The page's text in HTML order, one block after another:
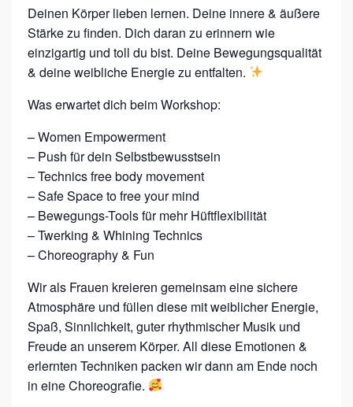
L
Deinen Körper lieben lernen. Deine innere & äußere
Stärke zu finden. Dich daran zu erinnern wie
einzigartig und toll du bist. Deine Bewegungsqualität
& deine weibliche Energie zu entfalten.
Was erwartet dich beim Workshop:
– Women Empowerment
– Push für dein Selbstbewusstsein
– Technics free body movement
– Safe Space to free your mind
– Bewegungs-Tools für mehr Hüftflexibilität
– Twerking & Whining Technics
– Choreography & Fun
Wir als Frauen kreieren gemeinsam eine sichere
Atmosphäre und füllen diese mit weiblicher Energie,
Spaß, Sinnlichkeit, guter rhythmischer Musik und
Freude an unserem Körper. All diese Emotionen &
erlernten Techniken packen wir dann am Ende noch
in eine Choreografie.